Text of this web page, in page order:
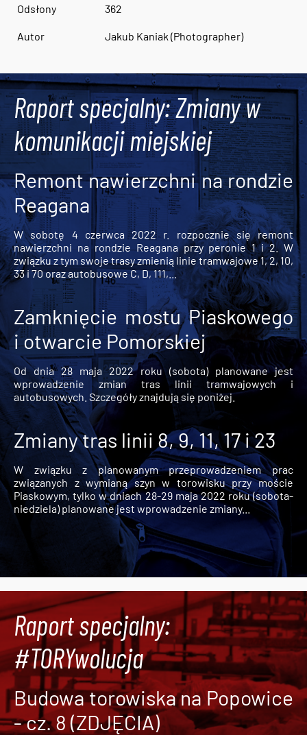
Odsłony 362
Autor Jakub Kaniak (Photographer)
Raport specjalny: Zmiany w
komunikacji miejskiej
Remont nawierzchni na rondzie
Reagana
W sobotę 4 czerwca 2022 r. rozpocznie się remont
nawierzchni na rondzie Reagana przy peronie 1 i 2. W
związku z tym swoje trasy zmienią linie tramwajowe 1, 2, 10,
33 i 70 oraz autobusowe C, D, 111,...
Zamknięcie mostu Piaskowego
i otwarcie Pomorskiej
Od dnia 28 maja 2022 roku (sobota) planowane jest
wprowadzenie zmian tras linii tramwajowych i
autobusowych. Szczegóły znajdują się poniżej.
Zmiany tras linii 8, 9, 11, 17 i 23
W związku z planowanym przeprowadzeniem prac
związanych z wymianą szyn w torowisku przy moście
Piaskowym, tylko w dniach 28-29 maja 2022 roku (sobota-
niedziela) planowane jest wprowadzenie zmiany...
Raport specjalny:
#TORYwolucja
Budowa torowiska na Popowice
- cz. 8 (ZDJĘCIA)